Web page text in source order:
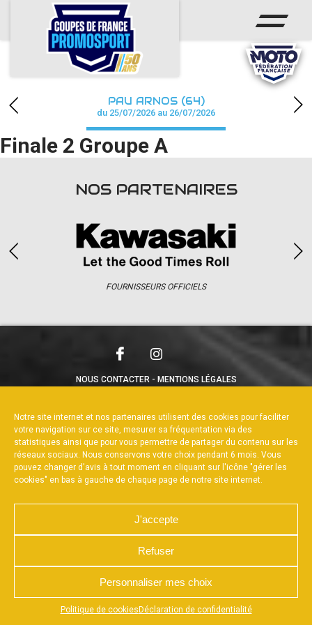
Notre site internet et nos partenaires utilisent des cookies pour faciliter
votre navigation sur ce site, mesurer sa fréquentation via des
statistiques ainsi que pour vous permettre de partager du contenu sur les
réseaux sociaux. Nous conservons votre choix pendant 6 mois. Vous
pouvez changer d'avis à tout moment en cliquant sur l'icône "gérer les
cookies" en bas à gauche de chaque page de notre site internet.
J'accepte
Refuser
Personnaliser mes choix
Politique de cookies Déclaration de confidentialité
Appuyez sur le bouton partager en bas de votre
ACCUEIL
ACTUS
CALENDRIER
CHAMPIONNAT
RÉSULTATS
accéder à la billetterie
PAU ARNOS (64)
du 25/07/2026 au 26/07/2026
Finale 2 Groupe A
NOS PARTENAIRES
FOURNISSEURS OFFICIELS
NOUS CONTACTER
MENTIONS LÉGALES
RÉALISÉ PAR L’AGENCE WEB A3WEB